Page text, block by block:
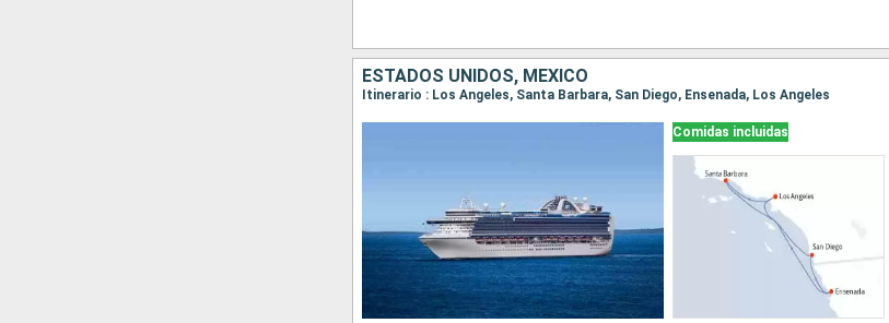
ESTADOS UNIDOS, MÉXICO
Itinerario : Los Angeles, Santa Barbara, San Diego, Ensenada, Los Angeles
Comidas incluidas